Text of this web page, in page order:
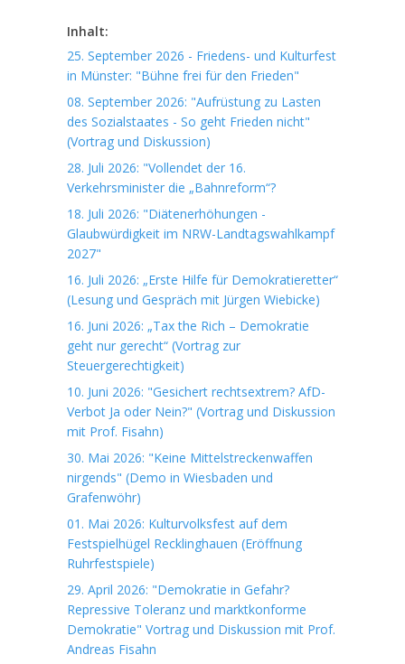
Inhalt:
25. September 2026 - Friedens- und Kulturfest
in Münster: "Bühne frei für den Frieden"
08. September 2026: "Aufrüstung zu Lasten
des Sozialstaates - So geht Frieden nicht"
(Vortrag und Diskussion)
28. Juli 2026: "Vollendet der 16.
Verkehrsminister die „Bahnreform“?
18. Juli 2026: "Diätenerhöhungen -
Glaubwürdigkeit im NRW-Landtagswahlkampf
2027"
16. Juli 2026: „Erste Hilfe für Demokratieretter“
(Lesung und Gespräch mit Jürgen Wiebicke)
16. Juni 2026: „Tax the Rich – Demokratie
geht nur gerecht“ (Vortrag zur
Steuergerechtigkeit)
10. Juni 2026: "Gesichert rechtsextrem? AfD-
Verbot Ja oder Nein?" (Vortrag und Diskussion
mit Prof. Fisahn)
30. Mai 2026: "Keine Mittelstreckenwaffen
nirgends" (Demo in Wiesbaden und
Grafenwöhr)
01. Mai 2026: Kulturvolksfest auf dem
Festspielhügel Recklinghauen (Eröffnung
Ruhrfestspiele)
29. April 2026: "Demokratie in Gefahr?
Repressive Toleranz und marktkonforme
Demokratie" Vortrag und Diskussion mit Prof.
Andreas Fisahn